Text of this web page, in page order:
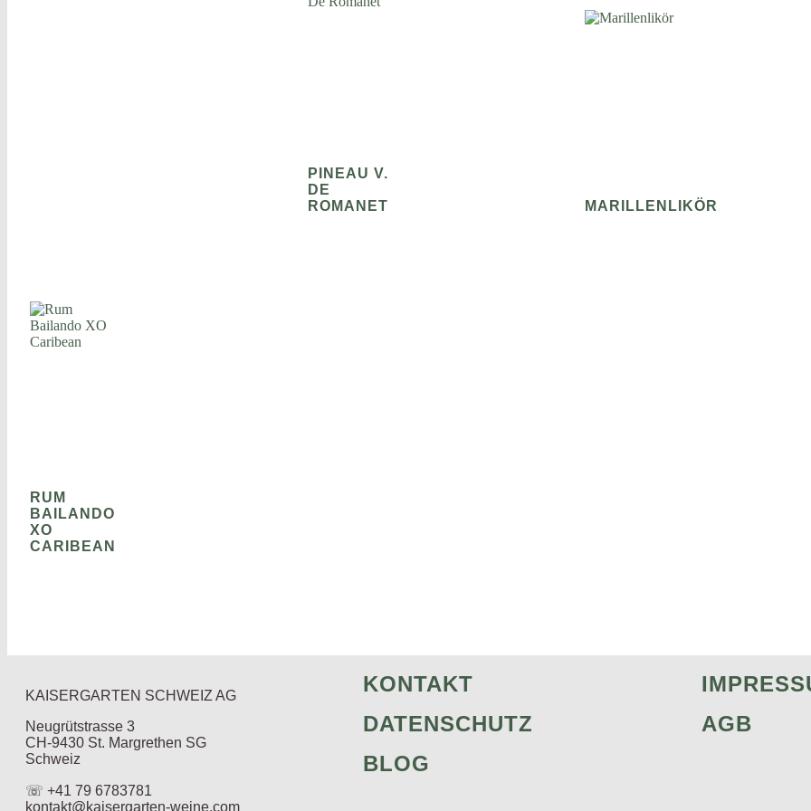
PINEAU V.
DE
ROMANET
MARILLENLIKÖR
RUM
BAILANDO
XO
CARIBEAN
KAISERGARTEN SCHWEIZ AG
Neugrütstrasse 3
CH-9430 St. Margrethen SG
Schweiz
☏ +41 79 6783781
kontakt@kaisergarten-weine.com
KONTAKT
DATENSCHUTZ
BLOG
AGB